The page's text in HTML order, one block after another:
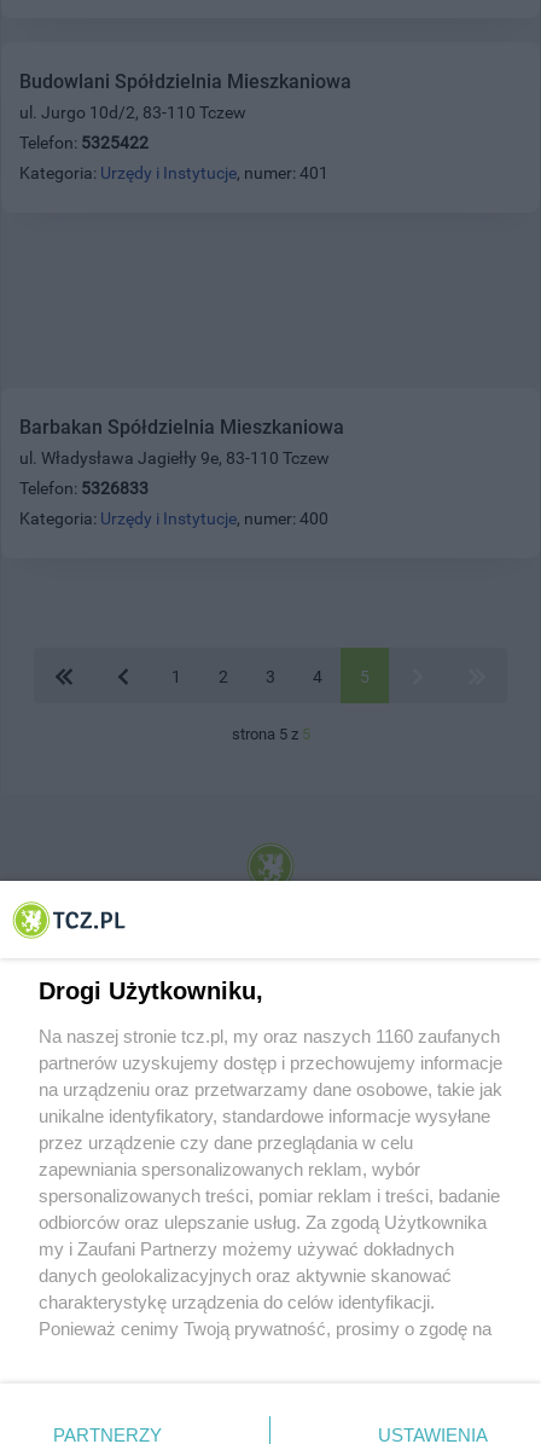
Budowlani Spółdzielnia Mieszkaniowa
ul. Jurgo 10d/2, 83-110 Tczew
Telefon: 5325422
Kategoria: Urzędy i Instytucje, numer: 401
Barbakan Spółdzielnia Mieszkaniowa
ul. Władysława Jagiełły 9e, 83-110 Tczew
Telefon: 5326833
Kategoria: Urzędy i Instytucje, numer: 400
1 2 3 4 5
strona 5 z 5
© 2001-2026 Tczew - TCZ.PL Sp. z o.o. Internetowy Serwis Informacyjny Miasta
O FIRMIE POLITYKA PRYWATNOŚCI HOSTING
REKLAMA WSPÓŁPRACA RSS FACEBOOK KONTAKT
Nasze serwisy
Aktualności
Tcz24
Historia miasta
Muzyka i kultura
Archiwum wydarzeń
Zdjęcia miasta
Drogi Użytkowniku,
Na naszej stronie tcz.pl, my oraz naszych 1160 zaufanych
partnerów uzyskujemy dostęp i przechowujemy informacje
na urządzeniu oraz przetwarzamy dane osobowe, takie jak
unikalne identyfikatory, standardowe informacje wysyłane
przez urządzenie czy dane przeglądania w celu
zapewniania spersonalizowanych reklam, wybór
spersonalizowanych treści, pomiar reklam i treści, badanie
odbiorców oraz ulepszanie usług. Za zgodą Użytkownika
my i Zaufani Partnerzy możemy używać dokładnych
danych geolokalizacyjnych oraz aktywnie skanować
charakterystykę urządzenia do celów identyfikacji.
Ponieważ cenimy Twoją prywatność, prosimy o zgodę na
znajdujący się w lewym dolnym rogu strony
. Niektóre
PARTNERZY USTAWIENIA